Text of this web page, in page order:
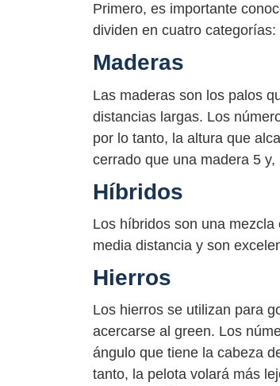
Primero, es importante
dividen en cuatro
Maderas
Las maderas son los palos
distancias largas. Los
por lo tanto, la altura que
cerrado que una madera 5
Híbridos
Los híbridos son una
media distancia y son
Hierros
Los hierros se utilizan para
acercarse al green. Los
ángulo que tiene la cabeza
tanto, la pelota volará más